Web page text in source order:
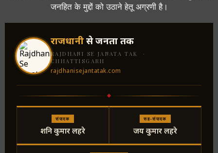
जनहित के मुद्दों को उठाने हेतू अग्रणी है।
राजधानीसे जनता तक
RAJDHANI SE JANATA TAK ·
CHHATTISGARH
rajdhanisejantatak.com
संपादक
शनि कुमार लहरे
सह-संपादक
जय कुमार लहरे